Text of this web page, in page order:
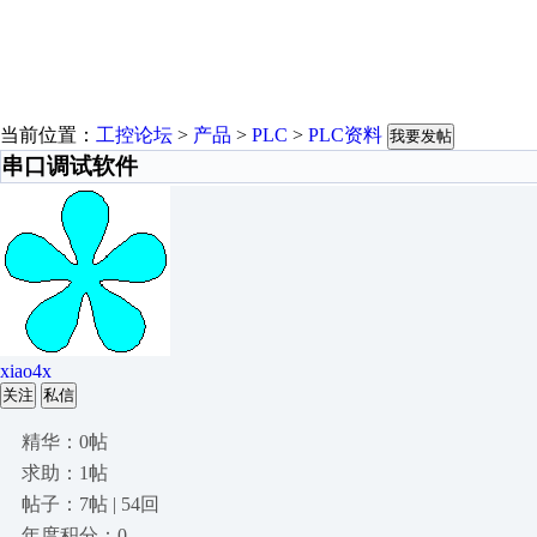
当前位置： 工控论坛 > 产品 > PLC > PLC资料 我要发帖
串口调试软件
xiao4x
关注 私信
精华：0帖
求助：1帖
帖子：7帖 | 54回